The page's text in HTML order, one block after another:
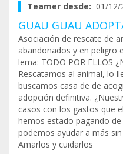
Teamer desde: 01/12/
GUAU GUAU
Asociación de rescate de
abandonados y en peligro
lema: TODO POR ELLOS
Rescatamos al animal, lo
buscamos casa de de
adopción definitiva.
casos con los gastos que
hemos estado pagando
podemos ayudar a más
Amarlos y cuidarlos